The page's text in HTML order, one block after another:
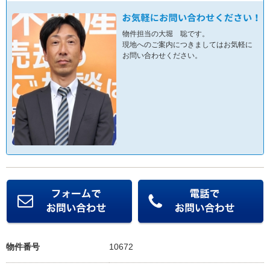
物件担当の大堀 聡です。
現地へのご案内につきましてはお気軽に
お問い合わせください。
物件番号 10672